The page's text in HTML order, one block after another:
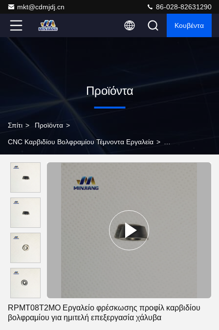
mkt@cdmjdj.cn 86-028-82631290
Κουβέντα
Προϊόντα
Σπίτι > Προϊόντα >
CNC Καρβιδίου Βολφραμίου Τέμνοντα Εργαλεία >
βολφραμίου για ημιτελή επεξεργασία χάλυβα
RPMT08T2MO Εργαλείο φρέσκωσης προφίλ καρβιδίου
βολφραμίου για ημιτελή επεξεργασία χάλυβα